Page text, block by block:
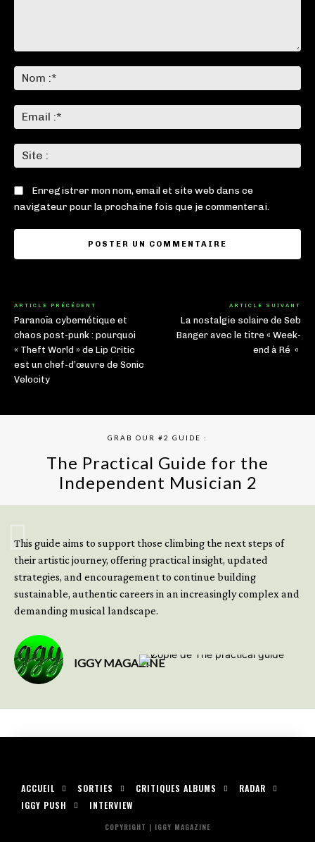
:*
:*
:
Enregistrer mon nom, email et site web dans ce
navigateur pour la prochaine fois que je commenterai.
ARTICLE PRÉCÉDENT
Paranoïa cybernétique et
chaos post-punk : pourquoi
« Theft World » de Lip Critic
est un chef-d’œuvre de Sonic
Velocity
ARTICLE SUIVANT
La nostalgie solaire de Seb
Banger avec le titre « Week-
end à Ré «
GRAB OUR #2 GUIDE :
The Practical Guide for the
Independent Musician 2
This guide aims to support those climbing the next steps of
their artistic journey, offering practical insight, updated
strategies, and encouragement to continue building
sustainable, authentic careers in an increasingly complex and
demanding musical landscape.
IGGY MAGAZINE
ACCUEIL SORTIES CRITIQUES ALBUMS
RADAR
IGGY PUSH
INTERVIEW
COPYRIGHT | IGGY MAGAZINE